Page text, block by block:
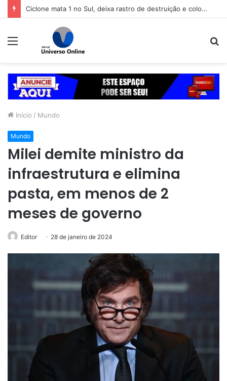
Ciclone mata 1 no Sul, deixa rastro de destruição e coloca 11 estados em alerta
Menu
Início / Mundo
Mundo
Milei demite ministro da
infraestrutura e elimina
pasta, em menos de 2
meses de governo
Editor 28 de janeiro de 2024